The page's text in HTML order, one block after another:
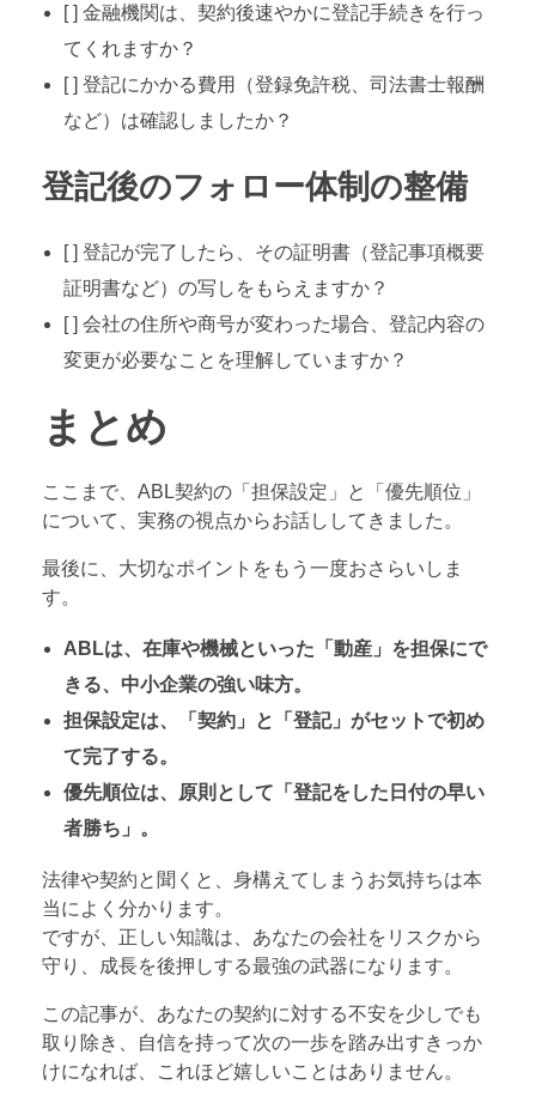
[ ] 金融機関は、契約後速やかに登記手続きを行っ
てくれますか？
[ ] 登記にかかる費用（登録免許税、司法書士報酬
など）は確認しましたか？
登記後のフォロー体制の整備
[ ] 登記が完了したら、その証明書（登記事項概要
証明書など）の写しをもらえますか？
[ ] 会社の住所や商号が変わった場合、登記内容の
変更が必要なことを理解していますか？
まとめ
ここまで、ABL契約の「担保設定」と「優先順位」
について、実務の視点からお話ししてきました。
最後に、大切なポイントをもう一度おさらいしま
す。
ABLは、在庫や機械といった「動産」を担保にで
きる、中小企業の強い味方。
担保設定は、「契約」と「登記」がセットで初め
て完了する。
優先順位は、原則として「登記をした日付の早い
者勝ち」。
法律や契約と聞くと、身構えてしまうお気持ちは本
当によく分かります。
ですが、正しい知識は、あなたの会社をリスクから
守り、成長を後押しする最強の武器になります。
この記事が、あなたの契約に対する不安を少しでも
取り除き、自信を持って次の一歩を踏み出すきっか
けになれば、これほど嬉しいことはありません。